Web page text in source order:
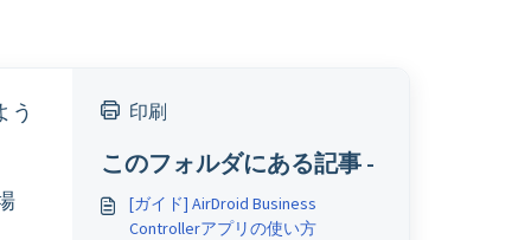
う 印刷
このフォルダにある記事 -
[ガイド] AirDroid Business
Controllerアプリの使い方